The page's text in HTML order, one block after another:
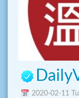
2020-02-11